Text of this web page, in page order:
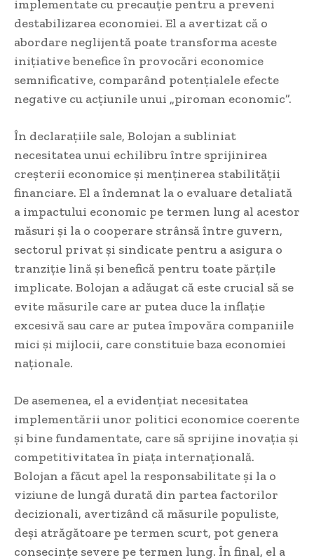
implementate cu precauție pentru a preveni
destabilizarea economiei. El a avertizat că o
abordare neglijentă poate transforma aceste
inițiative benefice în provocări economice
semnificative, comparând potențialele efecte
negative cu acțiunile unui „piroman economic”.
În declarațiile sale, Bolojan a subliniat
necesitatea unui echilibru între sprijinirea
creșterii economice și menținerea stabilității
financiare. El a îndemnat la o evaluare detaliată
a impactului economic pe termen lung al acestor
măsuri și la o cooperare strânsă între guvern,
sectorul privat și sindicate pentru a asigura o
tranziție lină și benefică pentru toate părțile
implicate. Bolojan a adăugat că este crucial să se
evite măsurile care ar putea duce la inflație
excesivă sau care ar putea împovăra companiile
mici și mijlocii, care constituie baza economiei
naționale.
De asemenea, el a evidențiat necesitatea
implementării unor politici economice coerente
și bine fundamentate, care să sprijine inovația și
competitivitatea în piața internațională.
Bolojan a făcut apel la responsabilitate și la o
viziune de lungă durată din partea factorilor
decizionali, avertizând că măsurile populiste,
deși atrăgătoare pe termen scurt, pot genera
consecințe severe pe termen lung. În final, el a